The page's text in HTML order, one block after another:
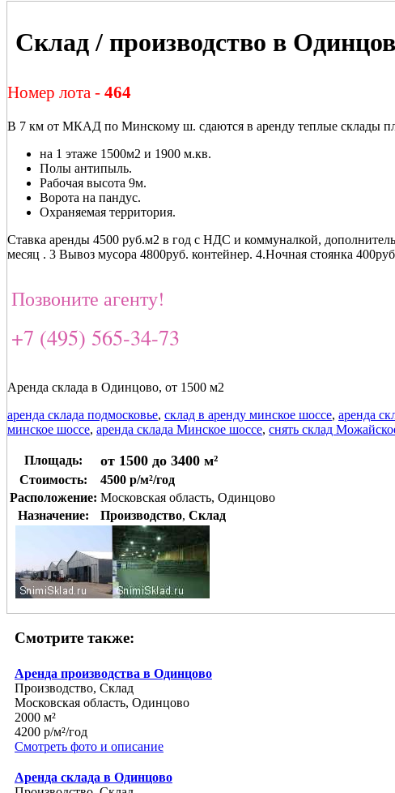
Склад / производство в
Номер лота - 464
В 7 км от МКАД по Минскому ш. сдаются в аренду теплые склады
на 1 этаже 1500м2 и 1900 м.кв.
Полы антипыль.
Рабочая высота 9м.
Ворота на пандус.
Охраняемая территория.
Ставка аренды 4500 руб.м2 в год с НДС и коммуналкой,
месяц . 3 Вывоз мусора 4800руб. контейнер. 4.Ночная стоянка
Позвоните агенту!
+7 (495) 565-34-73
Аренда склада в Одинцово, от 1500 м2
аренда склада подмосковье, склад в аренду минское шоссе, аренда
минское шоссе, аренда склада Минское шоссе, снять склад
Площадь: от 1500 до 3400 м²
Стоимость:
4500 р/м²/год
Расположение: Московская область, Одинцово
Назначение:
Производство, Склад
Смотрите также:
Аренда производства в Одинцово
Производство, Склад
Московская область, Одинцово
2000 м²
4200 р/м²/год
Смотреть фото и описание
Аренда склада в Одинцово